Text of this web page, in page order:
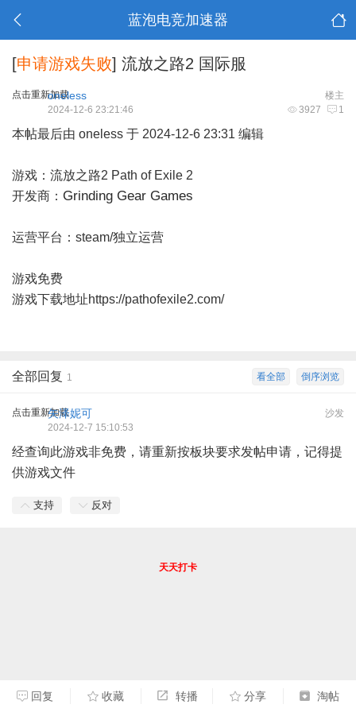
蓝泡电竞加速器
[申请游戏失败] 流放之路2 国际服
点击重新加载 楼主
oneless
3927 1
2024-12-6 23:21:46
本帖最后由 oneless 于 2024-12-6 23:31 编辑
游戏：流放之路2 Path of Exile 2
开发商： Grinding Gear Games
运营平台：steam/独立运营
游戏免费
游戏下载地址https://pathofexile2.com/
倒序浏览
看全部
全部回复 1
点击重新加载 沙发
矢泽妮可
2024-12-7 15:10:53
经查询此游戏非免费，请重新按板块要求发帖申请，记得提
供游戏文件
支持 反对
回复 收藏 转播 分享 淘帖
天天打卡